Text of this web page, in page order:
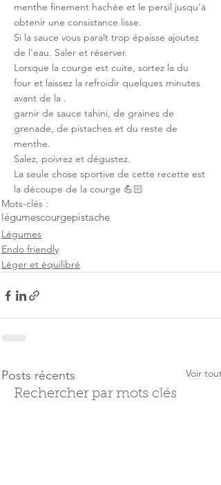
menthe finement hachée et le persil jusqu’à
obtenir une consistance lisse.
Si la sauce vous paraît trop épaisse ajoutez
de l'eau. Saler et réserver.
Lorsque la courge est cuite, sortez la du
four et laissez la refroidir quelques minutes
avant de la .
garnir de sauce tahini, de graines de
grenade, de pistaches et du reste de
menthe.
Salez, poivrez et dégustez.
La seule chose sportive de cette recette est
la découpe de la courge 💪🏻
Mots-clés :
légumescourgepistache
Légumes
Endo friendly
Léger et équilibré
Posts récents Voir tout
Rechercher par mots clés